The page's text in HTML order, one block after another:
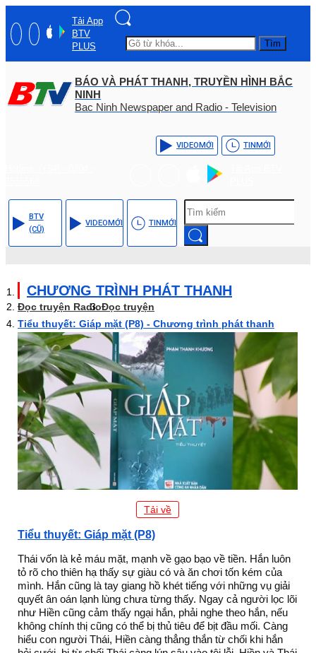
Tải App
BTV
PLUS
Tìm
BÁO VÀ PHÁT THANH, TRUYỀN HÌNH BẮC
NINH
Bac Ninh Newspaper and Radio - Television
VIDEOMỚI TINMỚI
BTV
(CŨ)
VIDEOMỚI TINMỚI
CHƯƠNG TRÌNH PHÁT THANH
Đọc truyện RadioĐọc truyện
Tiểu thuyết: Giáp mặt (P8) - Chương trình phát thanh
Tải về
Tiểu thuyết: Giáp mặt (P8)
Thái vốn là kẻ máu mặt, mạnh về gạo bạo về tiền. Hắn luôn
tỏ rõ cho thiên hạ thấy sự giàu có và ăn chơi tốn kém của
mình. Hắn cũng là tay giang hồ khét tiếng với những vụ giải
quyết ân oán lạnh lùng chưa từng thấy. Ngay cả người lọc lõi
như Hiền cũng cảm thấy ngại hắn, phải nghe theo hắn, nếu
không chính thị cũng có thể bị thủ tiêu để bịt đầu mối. Càng
hiểu con người Thái, Hiền càng thẳng thắn từ chối khi hắn